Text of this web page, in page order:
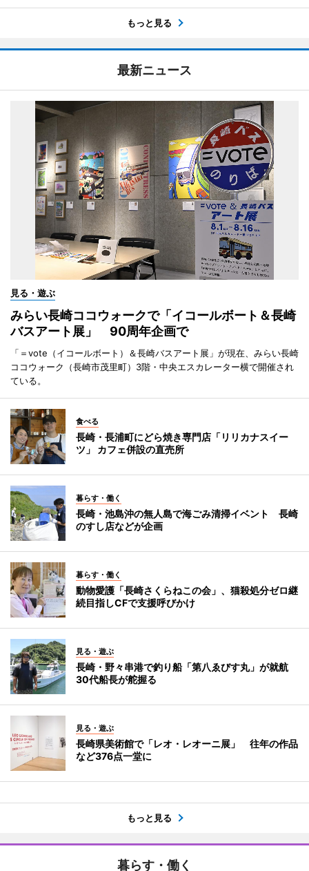
もっと見る
最新ニュース
見る・遊ぶ
みらい長崎ココウォークで「イコールボート＆長崎
バスアート展」 90周年企画で
「＝vote（イコールボート）＆長崎バスアート展」が現在、みらい長崎
ココウォーク（長崎市茂里町）3階・中央エスカレーター横で開催され
ている。
食べる
長崎・長浦町にどら焼き専門店「リリカナスイー
ツ」 カフェ併設の直売所
暮らす・働く
長崎・池島沖の無人島で海ごみ清掃イベント 長崎
のすし店などが企画
暮らす・働く
動物愛護「長崎さくらねこの会」、猫殺処分ゼロ継
続目指しCFで支援呼びかけ
見る・遊ぶ
長崎・野々串港で釣り船「第八ゑびす丸」が就航
30代船長が舵握る
見る・遊ぶ
長崎県美術館で「レオ・レオーニ展」 往年の作品
など376点一堂に
もっと見る
暮らす・働く